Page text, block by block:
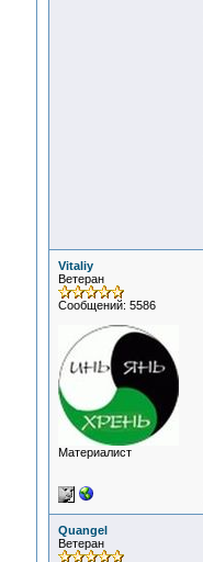
Vitaliy
Ветеран
Сообщений: 5586
Материалист
Quangel
Ветеран